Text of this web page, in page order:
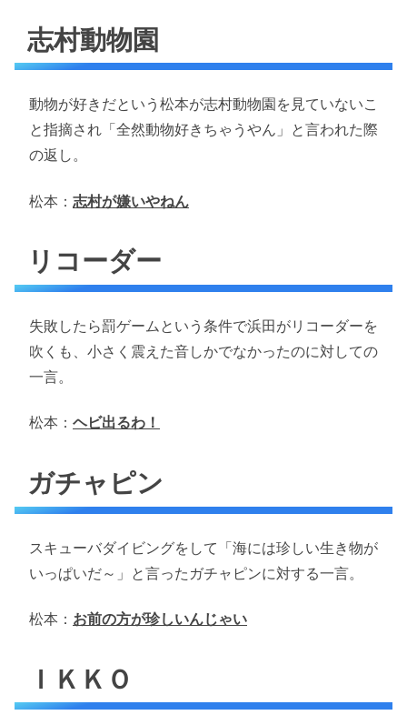
志村動物園
動物が好きだという松本が志村動物園を見ていないこ
と指摘され「全然動物好きちゃうやん」と言われた際
の返し。
松本： 志村が嫌いやねん
リコーダー
失敗したら罰ゲームという条件で浜田がリコーダーを
吹くも、小さく震えた音しかでなかったのに対しての
一言。
松本： ヘビ出るわ！
ガチャピン
スキューバダイビングをして「海には珍しい生き物が
いっぱいだ～」と言ったガチャピンに対する一言。
松本： お前の方が珍しいんじゃい
ＩＫＫＯ